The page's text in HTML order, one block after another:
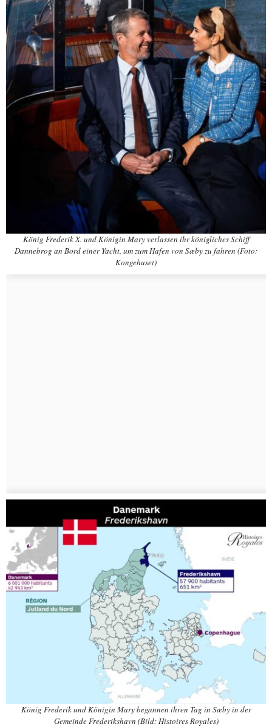
König Frederik X. und Königin Mary verlassen ihr königliches Schiff
Dannebrog an Bord einer Yacht, um zum Hafen von Sæby zu fahren (Foto:
Kongehuset)
König Frederik und Königin Mary begannen ihren Tag in Sæby in der
Gemeinde Frederikshavn (Bild: Histoires Royales)